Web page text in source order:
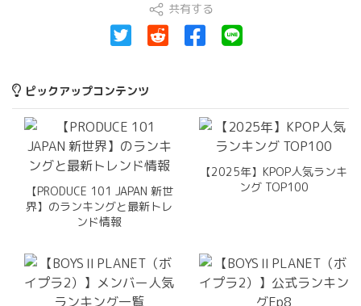
共有する
ピックアップコンテンツ
【PRODUCE 101 JAPAN 新世
界】のランキングと最新トレ
ンド情報
【2025年】KPOP人気ランキ
ング TOP100